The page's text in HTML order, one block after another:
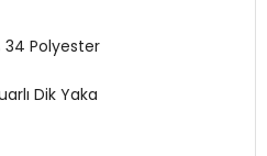
34 Polyester
Dik Yaka